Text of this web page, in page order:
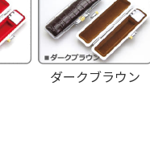
ダークブラウン